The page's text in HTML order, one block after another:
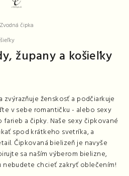
Zvodná čipka
župany a košieľky
zvýrazňuje ženskosť a podčiarkuje
v sebe romantičku - alebo sexy
a čipky. Naše sexy čipkované
spod krátkeho svetríka, a
Čipkovaná bielizeň je navyše
sa naším výberom bielizne,
nebudete chcieť zakryť oblečením!